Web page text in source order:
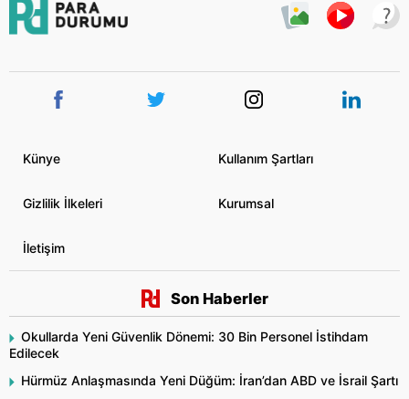
Künye Kullanım Şartları
Gizlilik İlkeleri Kurumsal
İletişim
Son Haberler
Okullarda Yeni Güvenlik Dönemi: 30 Bin Personel İstihdam
Edilecek
Hürmüz Anlaşmasında Yeni Düğüm: İran’dan ABD ve İsrail Şartı